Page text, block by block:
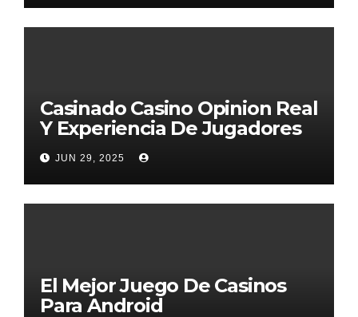
Casinado Casino Opinion Real
Y Experiencia De Jugadores
2026
JUN 29, 2025
El Mejor Juego De Casinos
Para Android